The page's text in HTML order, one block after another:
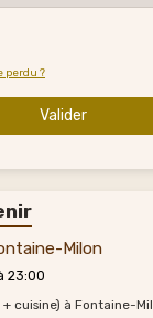
perdu ?
Valider
Milon
23:00
cuisine) à Fontaine-Mil